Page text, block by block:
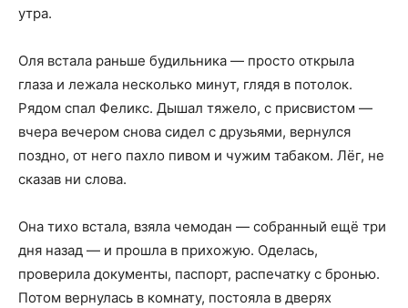
утра.
Оля встала раньше будильника — просто открыла
глаза и лежала несколько минут, глядя в потолок.
Рядом спал Феликс. Дышал тяжело, с присвистом —
вчера вечером снова сидел с друзьями, вернулся
поздно, от него пахло пивом и чужим табаком. Лёг, не
сказав ни слова.
Она тихо встала, взяла чемодан — собранный ещё три
дня назад — и прошла в прихожую. Оделась,
проверила документы, паспорт, распечатку с бронью.
Потом вернулась в комнату, постояла в дверях